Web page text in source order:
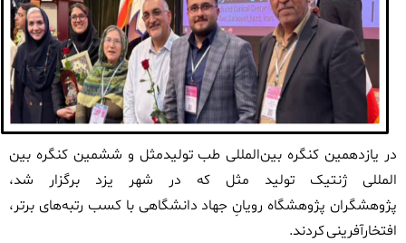
در یازدهمین کنگره بین‌المللی طب تولیدمثل و ششمین کنگره بین
المللی ژنتیک تولید مثل که در شهر یزد برگزار شد،
پژوهشگران پژوهشگاه رویانِ جهاد دانشگاهی با کسب رتبه‌های برتر،
افتخارآفرینی کردند.